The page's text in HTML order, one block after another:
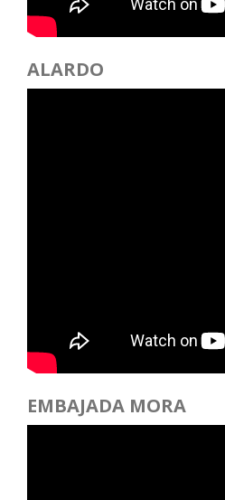
ALARDO
EMBAJADA MORA